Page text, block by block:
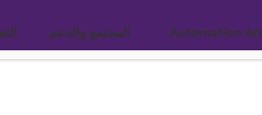
المجتمع والدعم